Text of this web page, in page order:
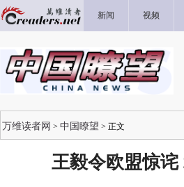
新闻 视频
万维读者网 > 中国瞭望 > 正文
王毅令欧盟惊